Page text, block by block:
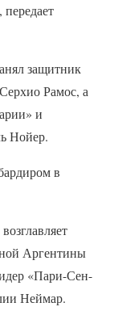
защитник
Рамос, а
и
Нойер.
в
Аргентины
«Пари-Сен-
Неймар.